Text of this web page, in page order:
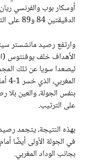
أوسكار بوب والفرنسي
الدقيقتين 84 و89 على الترتيب.
الأهداف خلف يوفنتوس
بنفس الجولة، والعين بلا
على الترتيب.
بجانب الوداد المغربي.